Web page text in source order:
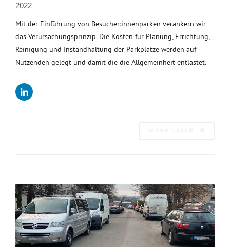
2022
Mit der Einführung von Besucher:innenparken verankern wir
das Verursachungsprinzip. Die Kosten für Planung, Errichtung,
Reinigung und Instandhaltung der Parkplätze werden auf
Nutzenden gelegt und damit die die Allgemeinheit entlastet.